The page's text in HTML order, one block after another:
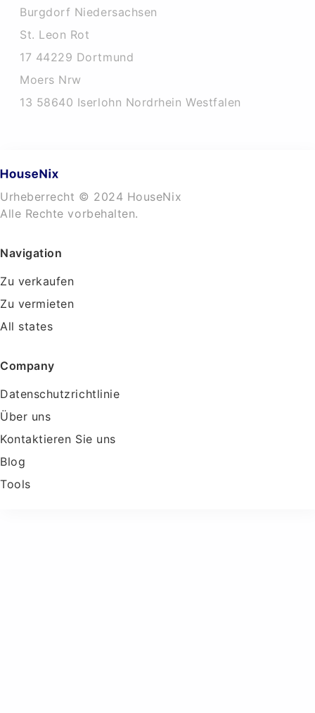
Burgdorf Niedersachsen
St. Leon Rot
17 44229 Dortmund
Moers Nrw
13 58640 Iserlohn Nordrhein Westfalen
Urheberrecht © 2024 HouseNix
Alle Rechte vorbehalten.
Navigation
Zu verkaufen
Zu vermieten
All states
Company
Datenschutzrichtlinie
Über uns
Kontaktieren Sie uns
Blog
Tools